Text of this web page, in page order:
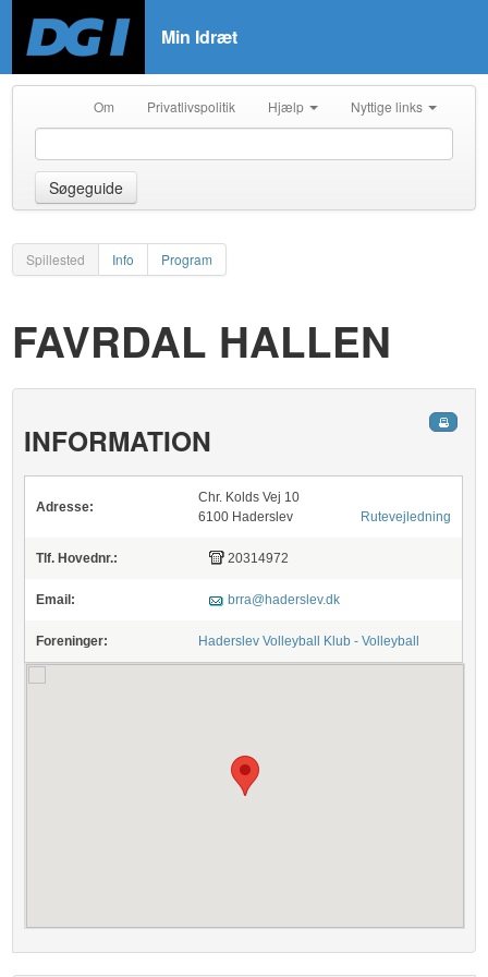
Min Idræt
Om Privatlivspolitik Hjælp Nyttige links
Søgeguide
Spillested Info Program
FAVRDAL HALLEN
INFORMATION
Adresse:
Chr. Kolds Vej 10
6100 Haderslev
Rutevejledning
Tlf. Hovednr.: 20314972
Email: brra@haderslev.dk
Foreninger: Haderslev Volleyball Klub - Volleyball